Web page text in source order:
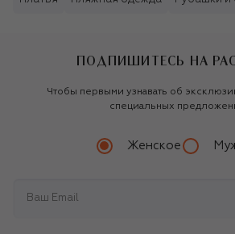
ПОДПИШИТЕСЬ НА
Чтобы первыми узнавать об
специальных
Женское